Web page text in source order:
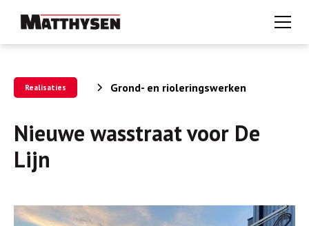
Realisaties Grond- en rioleringswerken
Nieuwe wasstraat voor De
Lijn